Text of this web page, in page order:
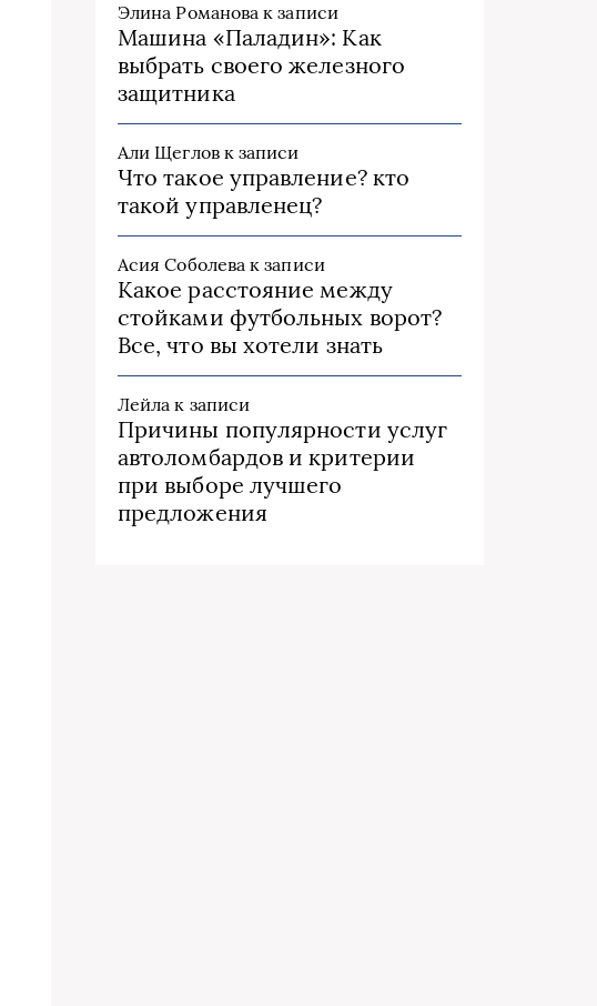
Элина Романова к записи
Машина «Паладин»: Как
выбрать своего железного
защитника
Али Щегловк записи
Что такое управление? кто
такой управленец?
Асия Соболева к записи
Какое расстояние между
стойками футбольных ворот?
Все, что вы хотели знать
Лейла к записи
Причины популярности услуг
автоломбардов и критерии
при выборе лучшего
предложения